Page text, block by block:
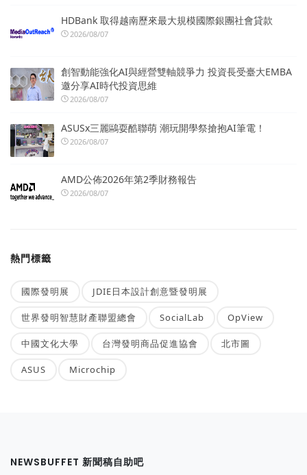
HDBank 取得越南歷來最大規模國際銀團社會貸款
2026/08/07
創智動能強化AI與經營雙軸競爭力 投資長受臺大EMBA
邀分享AI時代投資思維
2026/08/07
ASUSx三麗鷗耍酷聯萌 潮玩開學祭搶抱AI筆電！
2026/08/07
AMD公佈2026年第2季財務報告
2026/08/07
熱門標籤
國際發明展 JDIE日本設計創意暨發明展
世界發明智慧財產聯盟總會 SocialLab OpView
中國文化大學 台灣發明商品促進協會 北市圖
ASUS Microchip
NEWSBUFFET 新聞稿自助吧